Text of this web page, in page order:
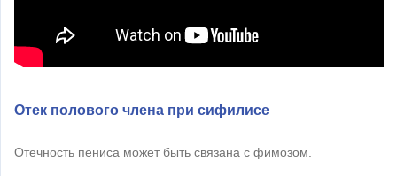
Отек полового члена при сифилисе
Отечность пениса может быть связана с фимозом.